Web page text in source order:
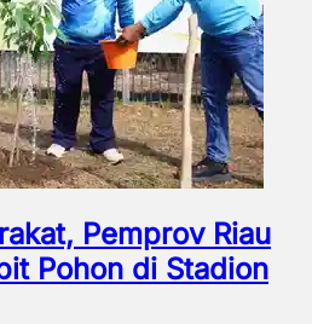
Pemprov Riau
Pohon di Stadion